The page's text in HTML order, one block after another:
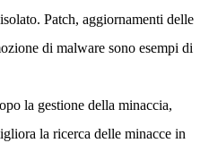
Patch, aggiornamenti delle
di malware sono esempi di
la gestione della minaccia,
la ricerca delle minacce in